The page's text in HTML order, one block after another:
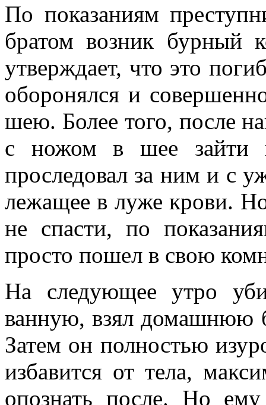
По показаниям
братом возник бурный
утверждает, что это
оборонялся и
шею. Более того, после
с ножом в шее зайти
проследовал за ним и с
лежащее в луже крови.
не спасти, по
просто пошел в свою
На следующее утро
ванную, взял домашнюю
Затем он полностью
избавится от тела,
опознать после. Но